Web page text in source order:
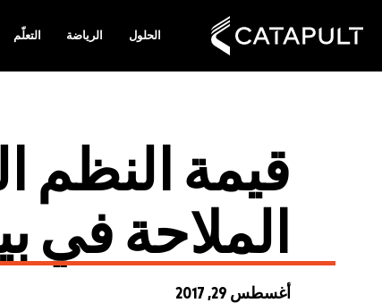
الحلول الرياضة التعلّم
قيمة النظم
الملاحة في
أغسطس 29, 2017